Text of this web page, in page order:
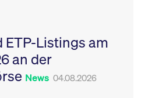
ETP-Listings am
an der
News 04.08.2026